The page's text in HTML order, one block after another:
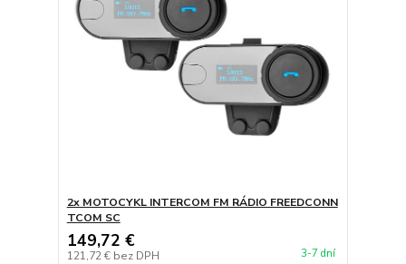
2x MOTOCYKL INTERCOM FM RÁDIO FREEDCONN
TCOM SC
149,72 €
121,72 € bez DPH 3-7 dní